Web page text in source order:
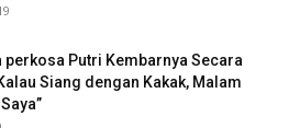
perkosa Putri Kembarnya Secara
Siang dengan Kakak, Malam